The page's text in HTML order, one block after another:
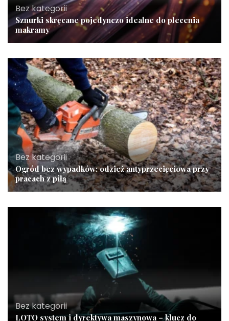
Bez kategorii
Sznurki skręcane pojedynczo idealne do plecenia
makramy
Bez kategorii
Ogród bez wypadków: odzież antyprzecięciowa przy
pracach z piłą
Bez kategorii
LOTO system i dyrektywa maszynowa – klucz do